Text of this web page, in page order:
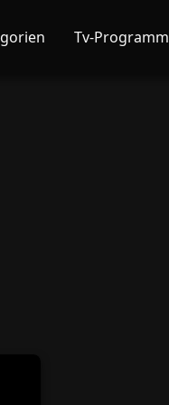
Tv-Programm